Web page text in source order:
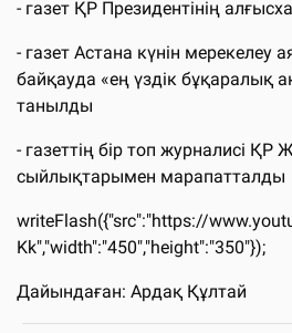
- газет ҚР Президентінің
- газет Астана күнін мерекелеу
байқауда «ең үздік бұқаралық
танылды
- газеттің бір топ журналисі
сыйлықтарымен марапатталды
writeFlash({"src":"https://
Kk","width":"450","height":"350"});
Дайындаған: Ардақ Құлтай